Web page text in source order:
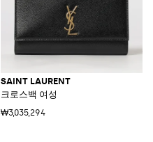
SAINT LAURENT
크로스백 여성
₩3,035,294